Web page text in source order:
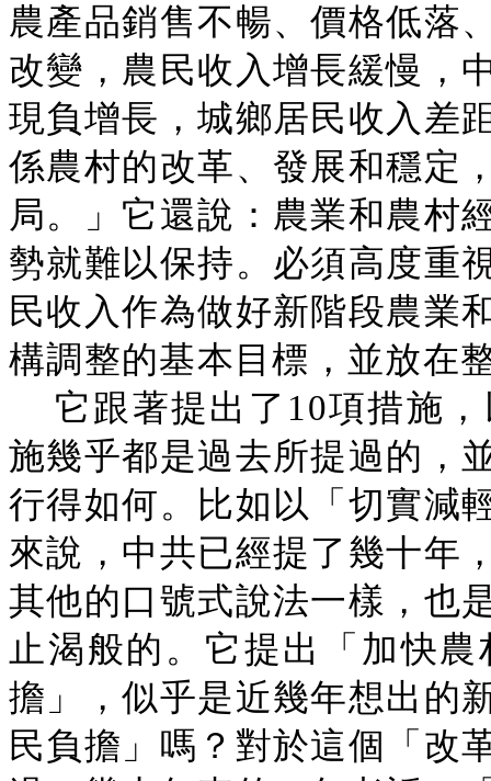
農產品銷售不暢、價格低落
改變，農民收入增長緩慢，
現負增長，城鄉居民收入差
係農村的改革、發展和穩定
局。」它還說：農業和農村
勢就難以保持。必須高度重
民收入作為做好新階段農業
構調整的基本目標，並放在
它跟著提出了10項措施
施幾乎都是過去所提過的，
行得如何。比如以「切實減
來說，中共已經提了幾十年
其他的口號式說法一樣，也
止渴般的。它提出「加快
擔」，似乎是近幾年想出的
民負擔」嗎？對於這個「改